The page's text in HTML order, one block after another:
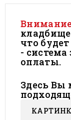
что
-
оплаты.
Здесь Вы